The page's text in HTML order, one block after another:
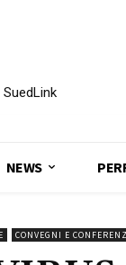
del
NEWS
CONVEGNI E